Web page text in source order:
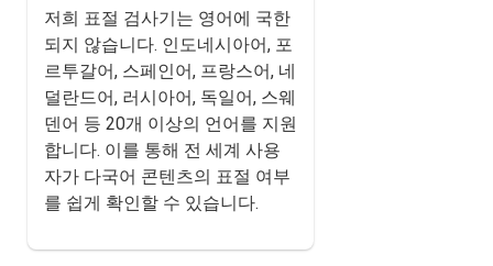
저희 표절 검사기는 영어에 국한
되지 않습니다. 인도네시아어, 포
르투갈어, 스페인어, 프랑스어, 네
덜란드어, 러시아어, 독일어, 스웨
덴어 등 20개 이상의 언어를 지원
합니다. 이를 통해 전 세계 사용
자가 다국어 콘텐츠의 표절 여부
를 쉽게 확인할 수 있습니다.